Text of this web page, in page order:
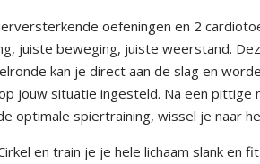
oefeningen en 2
juiste beweging, juiste weerstand.
kan je direct aan de slag en
jouw situatie ingesteld. Na een
optimale spiertraining, wissel je naar
en train je je hele lichaam slank en